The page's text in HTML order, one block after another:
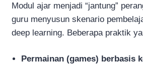
Modul ajar menjadi “jantung”
guru menyusun skenario
deep learning. Beberapa praktik
Permainan (games) berbasis